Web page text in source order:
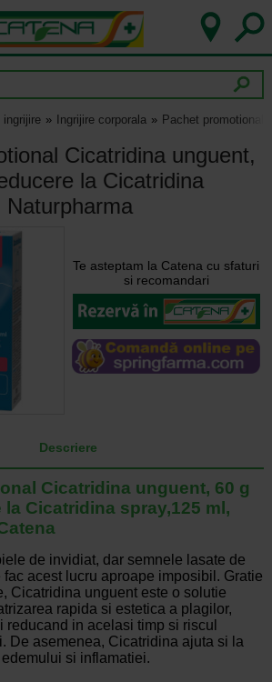
ingrijire Ingrijire corporala Pachet promotional
Cicatridina unguent,
la Cicatridina
Naturpharma
Te asteptam la Catena cu sfaturi
si recomandari
Descriere
Cicatridina unguent, 60 g
la Cicatridina spray,125 ml,
de invidiat, dar semnele lasate de
acest lucru aproape imposibil. Gratie
Cicatridina unguent este o solutie
rapida si estetica a plagilor,
reducand in acelasi timp si riscul
De asemenea, Cicatridina ajuta si la
si inflamatiei.